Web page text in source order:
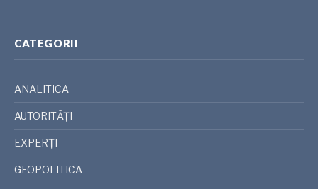
CATEGORII
ANALITICA
AUTORITĂȚI
EXPERȚI
GEOPOLITICA